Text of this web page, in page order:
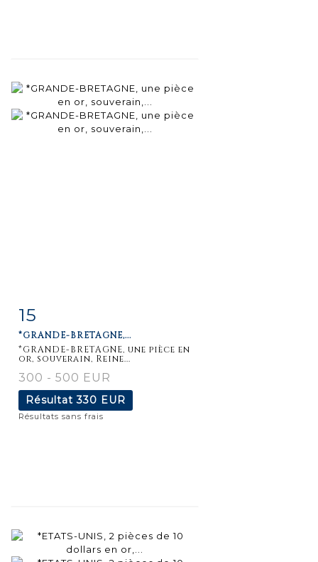
détaillée
15
*GRANDE-BRETAGNE,...
*GRANDE-BRETAGNE, une pièce en
or, souverain, Reine...
300 - 500 EUR
Résultat330 EUR
Résultats sans frais